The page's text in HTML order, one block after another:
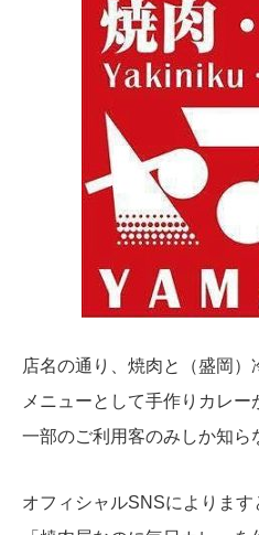
店名の通り、焼肉と（盛岡
メニューとして手作りカレー
一部のご利用客のみしか知ら
オフィシャルSNSによります